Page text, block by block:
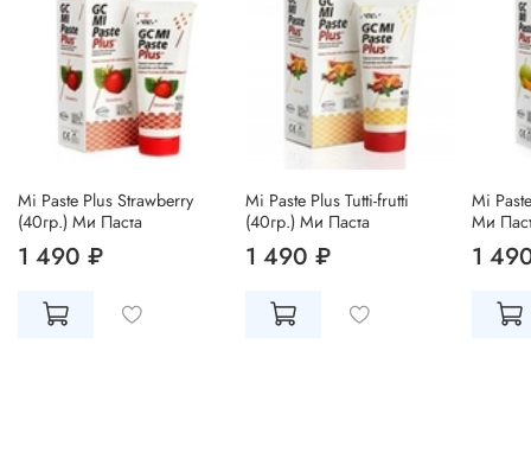
Mi Paste Plus Strawberry
(40гр.) Ми Паста
1 490 ₽
Mi Paste Plus Tutti-frutti
(40гр.) Ми Паста
1 490 ₽
Mi
Ми
1